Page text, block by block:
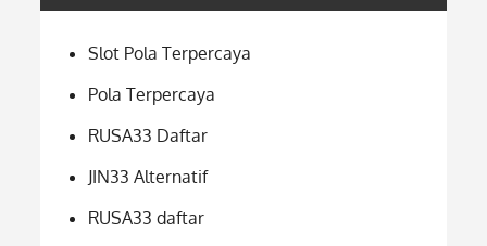
Slot Pola Terpercaya
Pola Terpercaya
RUSA33 Daftar
JIN33 Alternatif
RUSA33 daftar